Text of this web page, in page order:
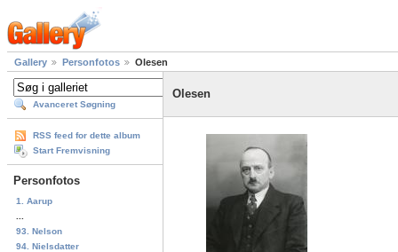
Gallery Personfotos Olesen
Avanceret Søgning
RSS feed for dette album
Start Fremvisning
Personfotos
1. Aarup
93. Nelson
94. Nielsdatter
Olesen